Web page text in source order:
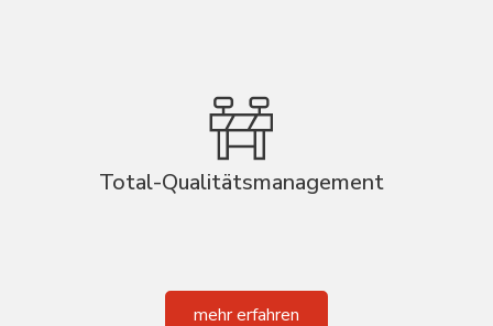
Total-Qualitätsmanagement
mehr erfahren